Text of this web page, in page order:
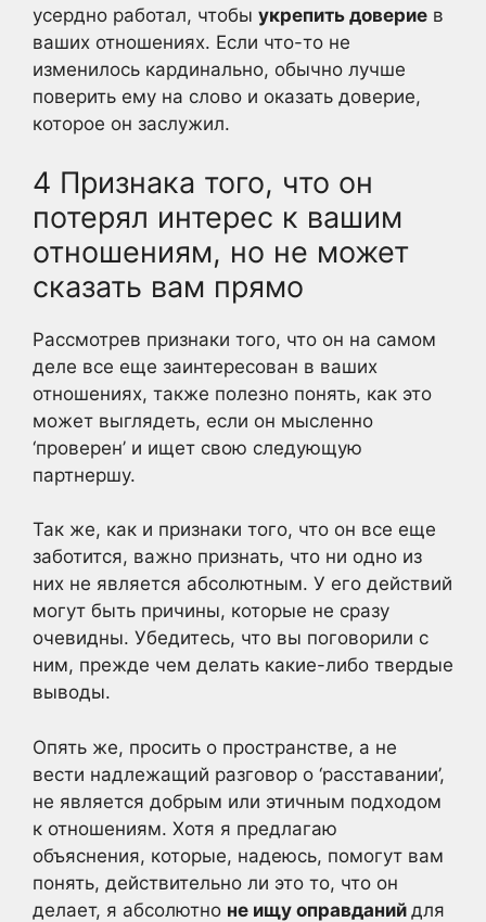
усердно работал, чтобы укрепить доверие в
ваших отношениях. Если что-то не
изменилось кардинально, обычно лучше
поверить ему на слово и оказать доверие,
которое он заслужил.
4 Признака того, что он
потерял интерес к вашим
отношениям, но не может
сказать вам прямо
Рассмотрев признаки того, что он на самом
деле все еще заинтересован в ваших
отношениях, также полезно понять, как это
может выглядеть, если он мысленно
‘проверен’ и ищет свою следующую
партнершу.
Так же, как и признаки того, что он все еще
заботится, важно признать, что ни одно из
них не является абсолютным. У его действий
могут быть причины, которые не сразу
очевидны. Убедитесь, что вы поговорили с
ним, прежде чем делать какие-либо твердые
выводы.
Опять же, просить о пространстве, а не
вести надлежащий разговор о ‘расставании’,
не является добрым или этичным подходом
к отношениям. Хотя я предлагаю
объяснения, которые, надеюсь, помогут вам
понять, действительно ли это то, что он
делает, я абсолютно не ищу оправданий для